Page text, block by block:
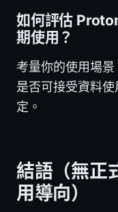
如何評估
期使用？
考量你的使用場
是否可接受資料
定。
結語（無正
用導向）